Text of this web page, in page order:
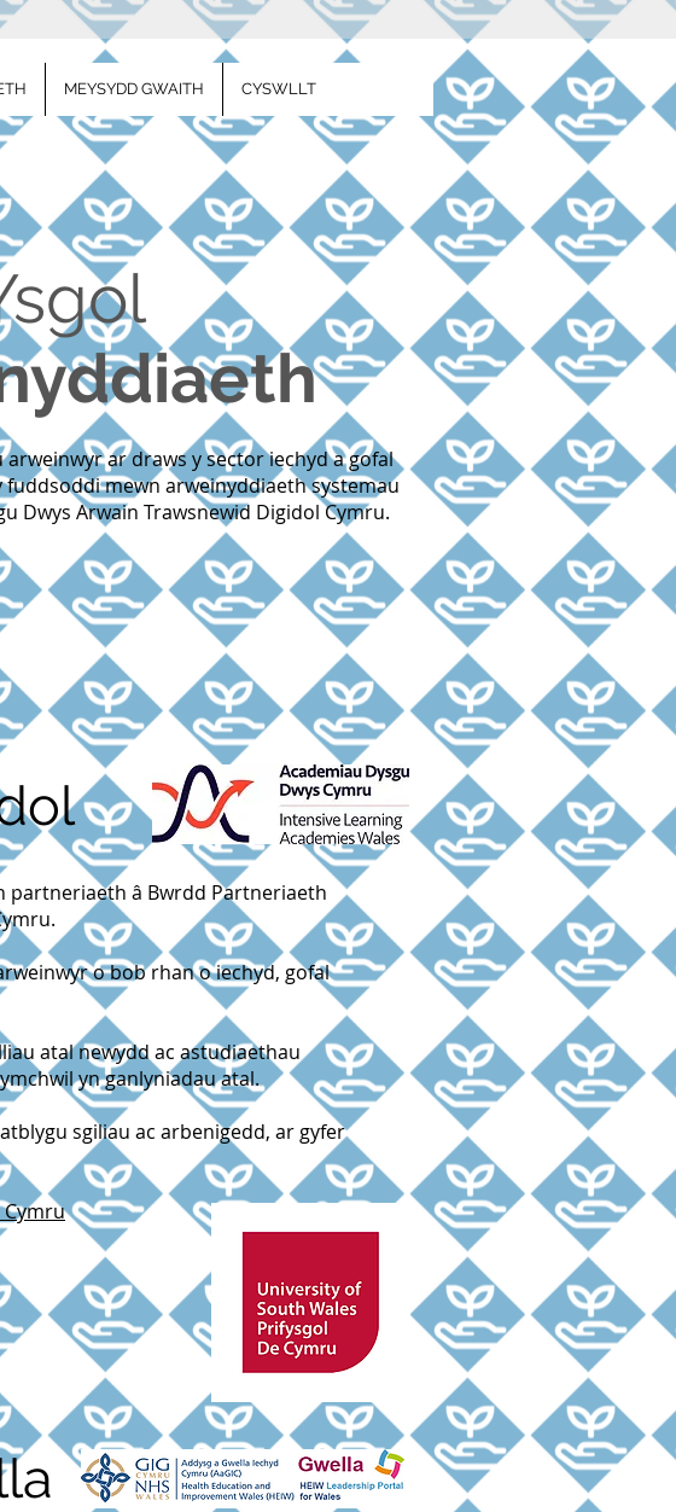
MEYSYDD GWAITH CYSWLLT
ar draws y sector iechyd a gofal
mewn arweinyddiaeth systemau
Dwys Arwain Trawsnewid Digidol Cymru.
partneriaeth â Bwrdd Partneriaeth
o bob rhan o iechyd, gofal
atal newydd ac astudiaethau
yn ganlyniadau atal.
sgiliau ac arbenigedd, ar gyfer
Cymru